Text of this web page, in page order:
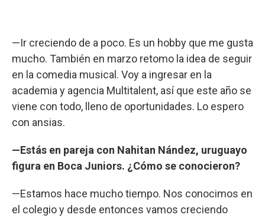
—Ir creciendo de a poco. Es un hobby que me gusta
mucho. También en marzo retomo la idea de seguir
en la comedia musical. Voy a ingresar en la
academia y agencia Multitalent, así que este año se
viene con todo, lleno de oportunidades. Lo espero
con ansias.
—Estás en pareja con Nahitan Nández, uruguayo
figura en Boca Juniors. ¿Cómo se conocieron?
—Estamos hace mucho tiempo. Nos conocimos en
el colegio y desde entonces vamos creciendo